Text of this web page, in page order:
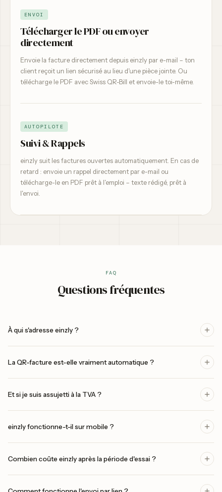
ENVOI
Télécharger le PDF ou envoyer
directement
Envoie la facture directement depuis einzly par e-mail – ton
client reçoit un lien sécurisé au lieu d'une pièce jointe. Ou
télécharge le PDF avec Swiss QR-Bill et envoie-le toi-même.
AUTOPILOTE
Suivi & Rappels
einzly suit les factures ouvertes automatiquement. En cas de
retard : envoie un rappel directement par e-mail ou
télécharge-le en PDF prêt à l'emploi – texte rédigé, prêt à
l'envoi.
FAQ
Questions fréquentes
À qui s'adresse einzly ?
La QR-facture est-elle vraiment automatique ?
Et si je suis assujetti à la TVA ?
einzly fonctionne-t-il sur mobile ?
Combien coûte einzly après la période d'essai ?